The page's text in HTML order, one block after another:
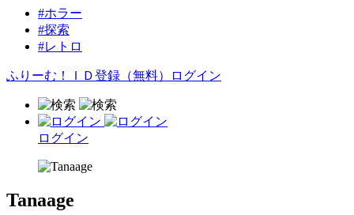
#ホラー
#探索
#レトロ
ふりーむ！ＩＤ登録（無料） ログイン
ログイン
Tanaage